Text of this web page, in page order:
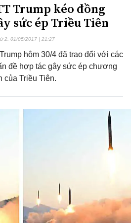
Trump kéo đồng
sức ép Triều Tiên
2, 01/05/2017 | 21:27
hôm 30/4 đã trao đổi với các
đề hợp tác gây sức ép chương
của Triều Tiên.